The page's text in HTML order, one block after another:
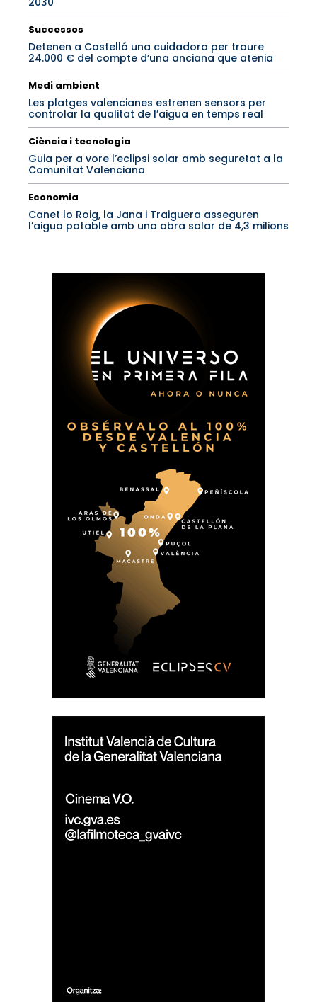
Successos
Detenen a Castelló una cuidadora per traure
24.000 € del compte d’una anciana que atenia
Medi ambient
Les platges valencianes estrenen sensors per
controlar la qualitat de l’aigua en temps real
Ciència i tecnologia
Guia per a vore l’eclipsi solar amb seguretat a la
Comunitat Valenciana
Economia
Canet lo Roig, la Jana i Traiguera asseguren
l’aigua potable amb una obra solar de 4,3 milions